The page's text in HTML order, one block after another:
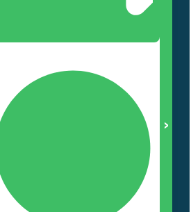
om det
sträcker sig
av kraftanläggningar
enklare renoveringar och
uppdrag åt offentlig sektor